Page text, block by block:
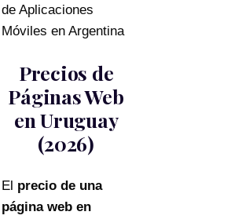
Precios de
Páginas Web
en Uruguay
(2026)
El precio de una
página web en